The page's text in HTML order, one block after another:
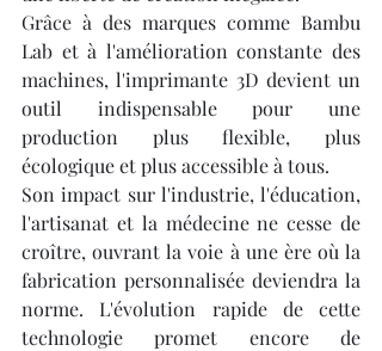
Grâce à des marques comme Bambu
Lab et à l'amélioration constante des
machines, l'imprimante 3D devient un
outil indispensable pour une
production plus flexible, plus
écologique et plus accessible à tous.
Son impact sur l'industrie, l'éducation,
l'artisanat et la médecine ne cesse de
croître, ouvrant la voie à une ère où la
fabrication personnalisée deviendra la
norme. L'évolution rapide de cette
technologie promet encore de